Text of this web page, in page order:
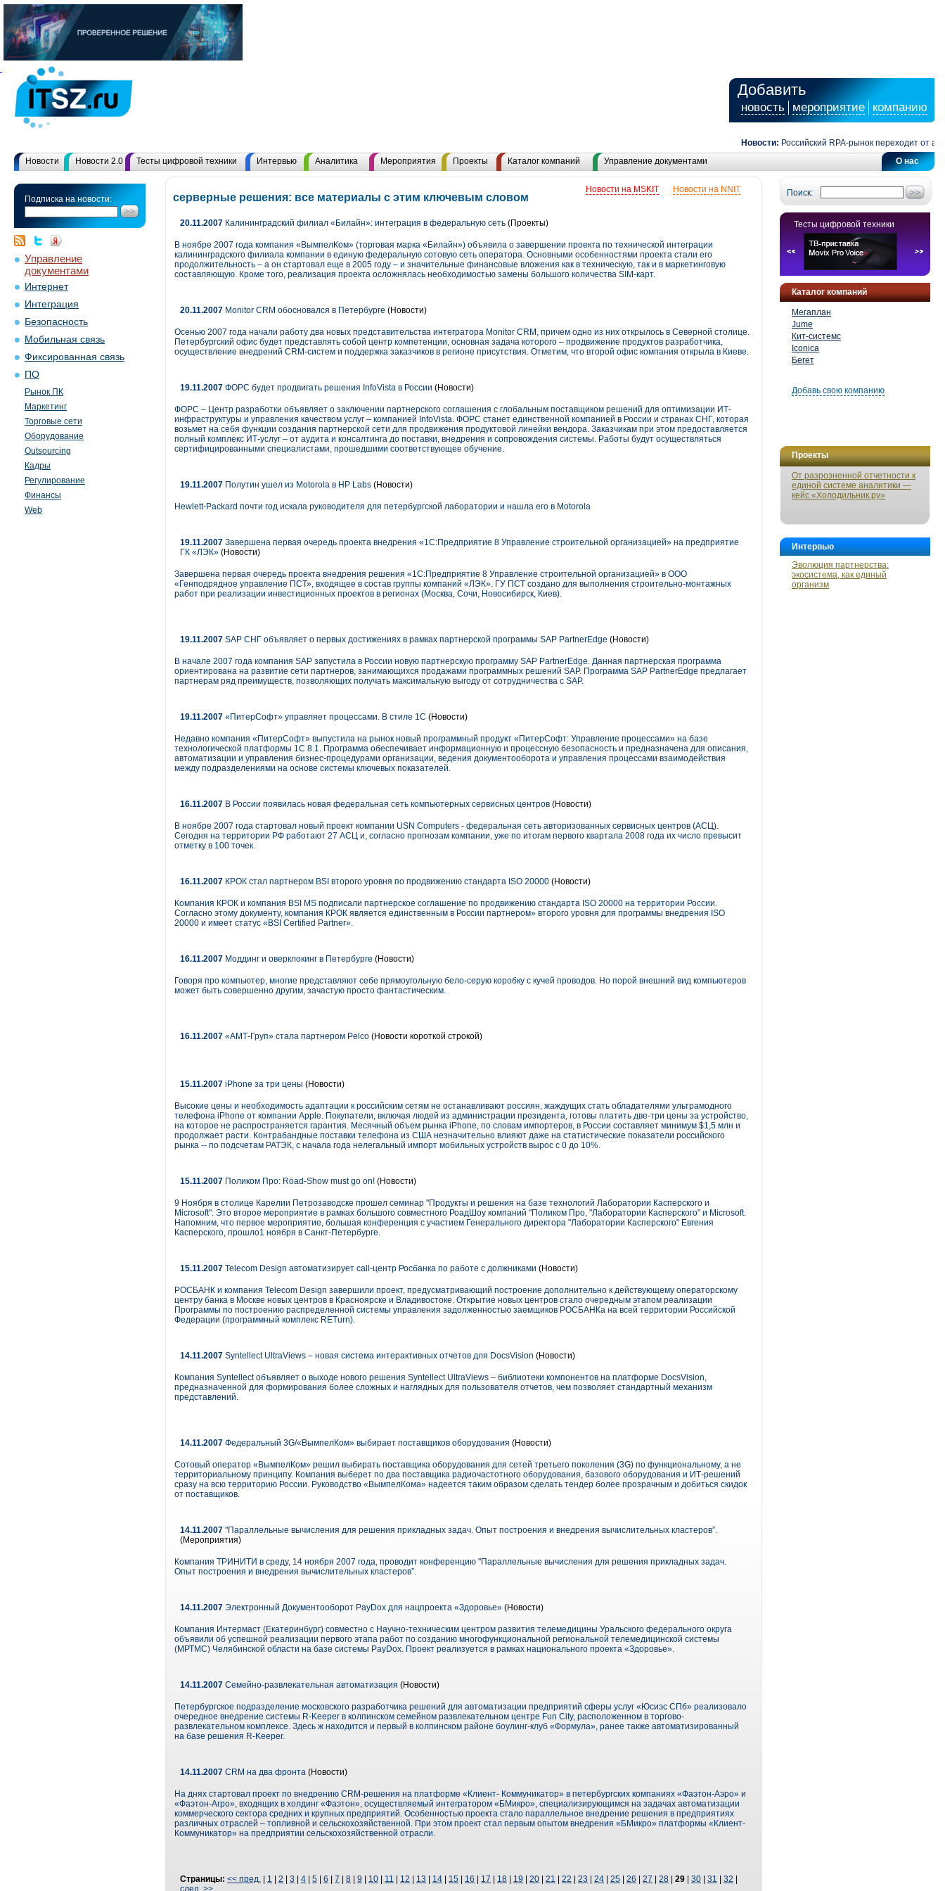
Добавить
новость мероприятие компанию
Новости: Российский RPA-рынок переходит от
О нас
Новости Новости 2.0 Тесты цифровой техники Интервью Аналитика Мероприятия Проекты Каталог компаний Управление документами
Подписка на новости:
Управление
документами
Интернет
Интеграция
Безопасность
Мобильная связь
Фиксированная связь
ПО
Рынок ПК
Маркетинг
Торговые сети
Оборудование
Outsourcing
Кадры
Регулирование
Финансы
Web
Поиск:
Тесты цифровой техники
Каталог компаний
Мегаплан
Jume
Кит-системс
Iconica
Бегет
Добавь свою компанию
Проекты
От разрозненной отчетности к
единой системе аналитики —
кейс «Холодильник.ру»
Интервью
Эволюция партнерства:
экосистема, как единый
организм
Новости на NNIT
Новости на MSKIT
серверные решения: все материалы с этим ключевым словом
20.11.2007 Калининградский филиал «Билайн»: интеграция в федеральную сеть (Проекты)
В ноябре 2007 года компания «ВымпелКом» (торговая марка «Билайн») объявила о завершении проекта по технической интеграции
калининградского филиала компании в единую федеральную сотовую сеть оператора. Основными особенностями проекта стали его
продолжительность – а он стартовал еще в 2005 году – и значительные финансовые вложения как в техническую, так и в маркетинговую
составляющую. Кроме того, реализация проекта осложнялась необходимостью замены большого количества SIM-карт.
20.11.2007 Monitor CRM обосновался в Петербурге (Новости)
Осенью 2007 года начали работу два новых представительства интегратора Monitor CRM, причем одно из них открылось в Северной столице.
Петербургский офис будет представлять собой центр компетенции, основная задача которого – продвижение продуктов разработчика,
осуществление внедрений CRM-систем и поддержка заказчиков в регионе присутствия. Отметим, что второй офис компания открыла в Киеве.
19.11.2007 ФОРС будет продвигать решения InfoVista в России (Новости)
ФОРС – Центр разработки объявляет о заключении партнерского соглашения с глобальным поставщиком решений для оптимизации ИТ-
инфраструктуры и управления качеством услуг – компанией InfoVista. ФОРС станет единственной компанией в России и странах СНГ, которая
возьмет на себя функции создания партнерской сети для продвижения продуктовой линейки вендора. Заказчикам при этом предоставляется
полный комплекс ИТ-услуг – от аудита и консалтинга до поставки, внедрения и сопровождения системы. Работы будут осуществляться
сертифицированными специалистами, прошедшими соответствующее обучение.
19.11.2007 Полутин ушел из Motorola в HP Labs (Новости)
Hewlett-Packard почти год искала руководителя для петербургской лаборатории и нашла его в Motorola
19.11.2007 Завершена первая очередь проекта внедрения «1С:Предприятие 8 Управление строительной организацией» на предприятие
ГК «ЛЭК» (Новости)
Завершена первая очередь проекта внедрения решения «1С:Предприятие 8 Управление строительной организацией» в ООО
«Генподрядное управление ПСТ», входящее в состав группы компаний «ЛЭК». ГУ ПСТ создано для выполнения строительно-монтажных
работ при реализации инвестиционных проектов в регионах (Москва, Сочи, Новосибирск, Киев).
19.11.2007 SAP СНГ объявляет о первых достижениях в рамках партнерской программы SAP PartnerEdge (Новости)
В начале 2007 года компания SAP запустила в России новую партнерскую программу SAP PartnerEdge. Данная партнерская программа
ориентирована на развитие сети партнеров, занимающихся продажами программных решений SAP. Программа SAP PartnerEdge предлагает
партнерам ряд преимуществ, позволяющих получать максимальную выгоду от сотрудничества с SAP.
19.11.2007 «ПитерСофт» управляет процессами. В стиле 1С (Новости)
Недавно компания «ПитерСофт» выпустила на рынок новый программный продукт «ПитерСофт: Управление процессами» на базе
технологической платформы 1С 8.1. Программа обеспечивает информационную и процессную безопасность и предназначена для описания,
автоматизации и управления бизнес-процедурами организации, ведения документооборота и управления процессами взаимодействия
между подразделениями на основе системы ключевых показателей.
16.11.2007 В России появилась новая федеральная сеть компьютерных сервисных центров (Новости)
В ноябре 2007 года стартовал новый проект компании USN Computers - федеральная сеть авторизованных сервисных центров (АСЦ).
Сегодня на территории РФ работают 27 АСЦ и, согласно прогнозам компании, уже по итогам первого квартала 2008 года их число превысит
отметку в 100 точек.
16.11.2007 КРОК стал партнером BSI второго уровня по продвижению стандарта ISO 20000 (Новости)
Компания КРОК и компания BSI MS подписали партнерское соглашение по продвижению стандарта ISO 20000 на территории России.
Согласно этому документу, компания КРОК является единственным в России партнером» второго уровня для программы внедрения ISO
20000 и имеет статус «BSI Certified Partner».
16.11.2007 Моддинг и оверклокинг в Петербурге (Новости)
Говоря про компьютер, многие представляют себе прямоугольную бело-серую коробку с кучей проводов. Но порой внешний вид компьютеров
может быть совершенно другим, зачастую просто фантастическим.
16.11.2007 «АМТ-Груп» стала партнером Pelco (Новости короткой строкой)
15.11.2007 iPhone за три цены (Новости)
Высокие цены и необходимость адаптации к российским сетям не останавливают россиян, жаждущих стать обладателями ультрамодного
телефона iPhone от компании Apple. Покупатели, включая людей из администрации президента, готовы платить две-три цены за устройство,
на которое не распространяется гарантия. Месячный объем рынка iPhone, по словам импортеров, в России составляет минимум $1,5 млн и
продолжает расти. Контрабандные поставки телефона из США незначительно влияют даже на статистические показатели российского
рынка -- по подсчетам РАТЭК, с начала года нелегальный импорт мобильных устройств вырос с 0 до 10%.
15.11.2007 Поликом Про: Road-Show must go on! (Новости)
9 Ноября в столице Карелии Петрозаводске прошел семинар "Продукты и решения на базе технологий Лаборатории Касперского и
Microsoft". Это второе мероприятие в рамках большого совместного РоадШоу компаний "Поликом Про, "Лаборатории Касперского" и Microsoft.
Напомним, что первое мероприятие, большая конференция с участием Генерального директора "Лаборатории Касперского" Евгения
Касперского, прошло1 ноября в Санкт-Петербурге.
15.11.2007 Telecom Design автоматизирует call-центр Росбанка по работе с должниками (Новости)
РОСБАНК и компания Telecom Design завершили проект, предусматривающий построение дополнительно к действующему операторскому
центру банка в Москве новых центров в Красноярске и Владивостоке. Открытие новых центров стало очередным этапом реализации
Программы по построению распределенной системы управления задолженностью заемщиков РОСБАНКа на всей территории Российской
Федерации (программный комплекс RETurn).
14.11.2007 Syntellect UltraViews – новая система интерактивных отчетов для DocsVision (Новости)
Компания Syntellect объявляет о выходе нового решения Syntellect UltraViews – библиотеки компонентов на платформе DocsVision,
предназначенной для формирования более сложных и наглядных для пользователя отчетов, чем позволяет стандартный механизм
представлений.
14.11.2007 Федеральный 3G/«ВымпелКом» выбирает поставщиков оборудования (Новости)
Сотовый оператор «ВымпелКом» решил выбирать поставщика оборудования для сетей третьего поколения (3G) по функциональному, а не
территориальному принципу. Компания выберет по два поставщика радиочастотного оборудования, базового оборудования и ИТ-решений
сразу на всю территорию России. Руководство «ВымпелКома» надеется таким образом сделать тендер более прозрачным и добиться скидок
от поставщиков.
14.11.2007 "Параллельные вычисления для решения прикладных задач. Опыт построения и внедрения вычислительных кластеров”.
(Мероприятия)
Компания ТРИНИТИ в среду, 14 ноября 2007 года, проводит конференцию "Параллельные вычисления для решения прикладных задач.
Опыт построения и внедрения вычислительных кластеров”.
14.11.2007 Электронный Документооборот PayDox для нацпроекта «Здоровье» (Новости)
Компания Интермаст (Екатеринбург) совместно с Научно-техническим центром развития телемедицины Уральского федерального округа
объявили об успешной реализации первого этапа работ по созданию многофункциональной региональной телемедицинской системы
(МРТМС) Челябинской области на базе системы PayDox. Проект реализуется в рамках национального проекта «Здоровье».
14.11.2007 Семейно-развлекательная автоматизация (Новости)
Петербургское подразделение московского разработчика решений для автоматизации предприятий сферы услуг «Юсиэс СПб» реализовало
очередное внедрение системы R-Keeper в колпинском семейном развлекательном центре Fun City, расположенном в торгово-
развлекательном комплексе. Здесь ж находится и первый в колпинском районе боулинг-клуб «Формула», ранее также автоматизированный
на базе решения R-Keeper.
14.11.2007 CRM на два фронта (Новости)
На днях стартовал проект по внедрению CRM-решения на платформе «Клиент- Коммуникатор» в петербургских компаниях «Фаэтон-Аэро» и
«Фаэтон-Агро», входящих в холдинг «Фаэтон», осуществляемый интегратором «БМикро», специализирующимся на задачах автоматизации
коммерческого сектора средних и крупных предприятий. Особенностью проекта стало параллельное внедрение решения в предприятиях
различных отраслей – топливной и сельскохозяйственной. При этом проект стал первым опытом внедрения «БМикро» платформы «Клиент-
Коммуникатор» на предприятии сельскохозяйственной отрасли.
Страницы: << пред. 1 2 3 4 5 6 7 8 9 10 11 12 13 14 15 16 17 18 19 20 21 22 23 24 25 26 27 28 29 30 31 32
след. >>